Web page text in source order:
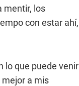
mentir, los
con estar ahí,
lo que puede venir
mejor a mis